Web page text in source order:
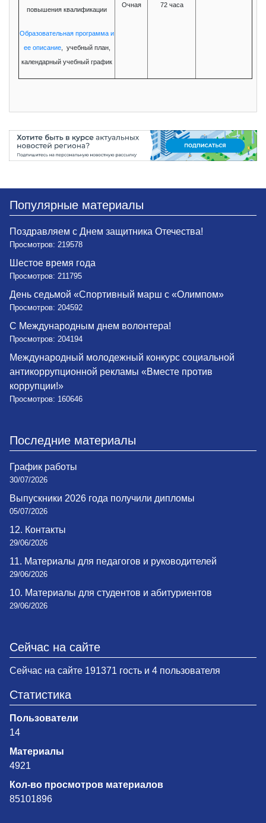
повышения квалификации
Образовательная программа и
ее описание, учебный план,
календарный учебный график
Очная 72 часа
Популярные материалы
Поздравляем с Днем защитника Отечества!
Просмотров: 219578
Шестое время года
Просмотров: 211795
День седьмой «Спортивный марш с «Олимпом»
Просмотров: 204592
С Международным днем волонтера!
Просмотров: 204194
Международный молодежный конкурс социальной
антикоррупционной рекламы «Вместе против
коррупции!»
Просмотров: 160646
Последние материалы
График работы
30/07/2026
Выпускники 2026 года получили дипломы
05/07/2026
12. Контакты
29/06/2026
11. Материалы для педагогов и руководителей
29/06/2026
10. Материалы для студентов и абитуриентов
29/06/2026
Сейчас на сайте
Сейчас на сайте 191371 гость и 4 пользователя
Статистика
Пользователи
14
Материалы
4921
Кол-во просмотров материалов
85101896